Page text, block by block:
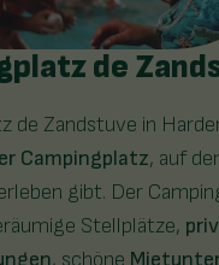
de
de Zandstuve in
Campingplatz, auf
gibt. Der
Stellplätze,